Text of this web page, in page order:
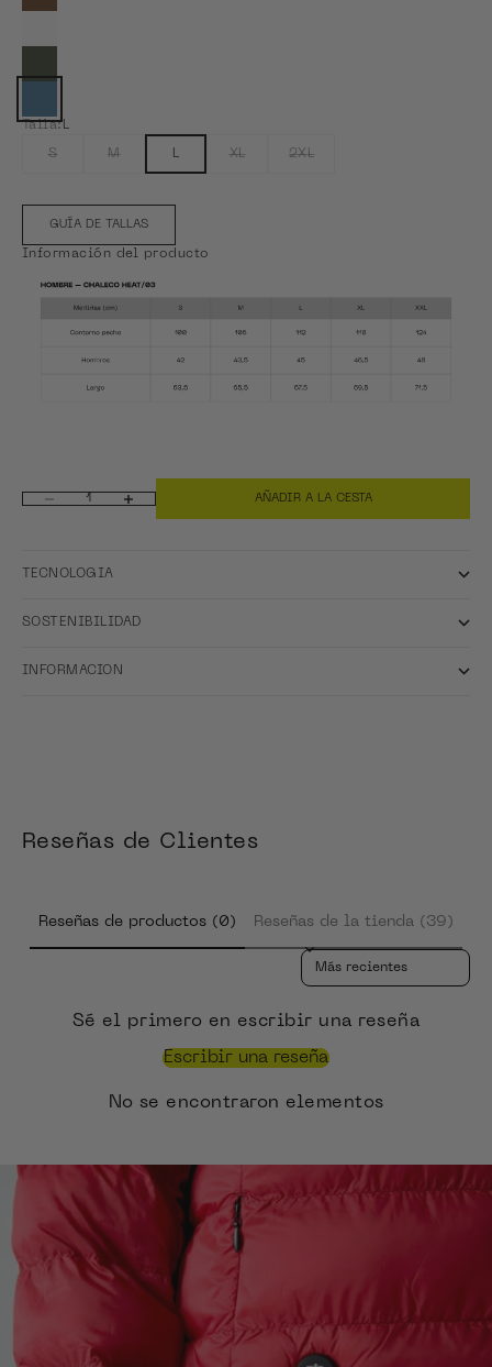
Talla:L
S M L XL 2XL
GUÍA DE TALLAS
Información del producto
Reducir cantidadAumentar cantidad AÑADIR A LA CESTA
TECNOLOGIA
SOSTENIBILIDAD
INFORMACION
Reseñas de Clientes
Reseñas de productos (0) Reseñas de la tienda (39)
Sort reviews by
Sé el primero en escribir una reseña
Escribir una reseña
No se encontraron elementos